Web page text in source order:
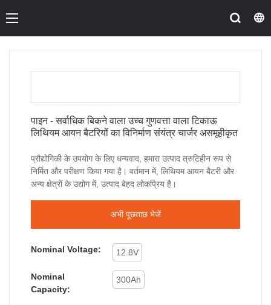
पाइन - सर्वाधिक बिकने वाला उच्च गुणवत्ता वाला टिकाऊ
लिथियम आयन बैटरियों का विनिर्माण संयंत्र चार्जर असमूहीकृत
प्रौद्योगिकी के उपयोग के लिए धन्यवाद, हमारा उत्पाद त्रुटिहीन रूप से
निर्मित और परीक्षण किया गया है। वर्तमान में, लिथियम आयन बैटरी और
अन्य क्षेत्रों के उद्योग में, उत्पाद बेहद लोकप्रिय है।
अभी पूछताछ भेजें
Nominal Voltage: 12.8V
Nominal
Capacity:
300Ah